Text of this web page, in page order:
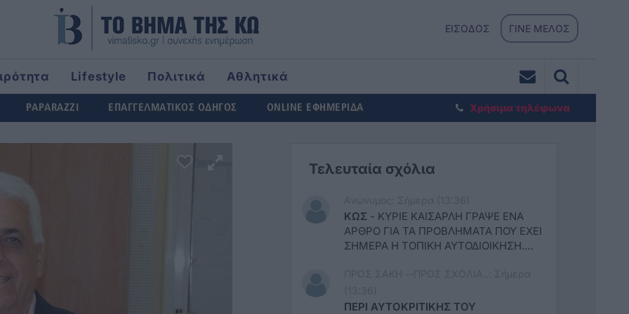
ΕΙΣΟΔΟΣ ΓΙΝΕ ΜΕΛΟΣ
Lifestyle Πολιτικά
Αθλητικά
PAPARAZZI ΕΠΑΓΓΕΛΜΑΤΙΚΟΣ ΟΔΗΓΟΣ ONLINE ΕΦΗΜΕΡΙΔΑ Χρήσιμα τηλέφωνα
Τελευταία σχόλια
ΚΩΣ - ΚΥΡΙΕ ΚΑΙΣΑΡΛΗ ΓΡΑΨΕ ΕΝΑ
ΑΡΘΡΟ ΓΙΑ ΤΑ ΠΡΟΒΛΗΜΑΤΑ ΠΟΥ ΕΧΕΙ
ΣΗΜΕΡΑ Η ΤΟΠΙΚΗ ΑΥΤΟΔΙΟΙΚΗΣΗ.
ΥΠΗΡΕΣΙΕΣ. ΤΑ ΚΟΝΔΥΛΙΑ ΑΠΟ ΤΟ
ΠΕΡΙ ΑΥΤΟΚΡΙΤΙΚΗΣ ΤΟΥ